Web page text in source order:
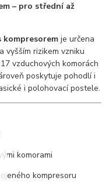
– pro střední až
je určena
vyšším rizikem vzniku
vzduchových komorách
poskytuje pohodlí i
i polohovací postele.
komorami
kompresoru